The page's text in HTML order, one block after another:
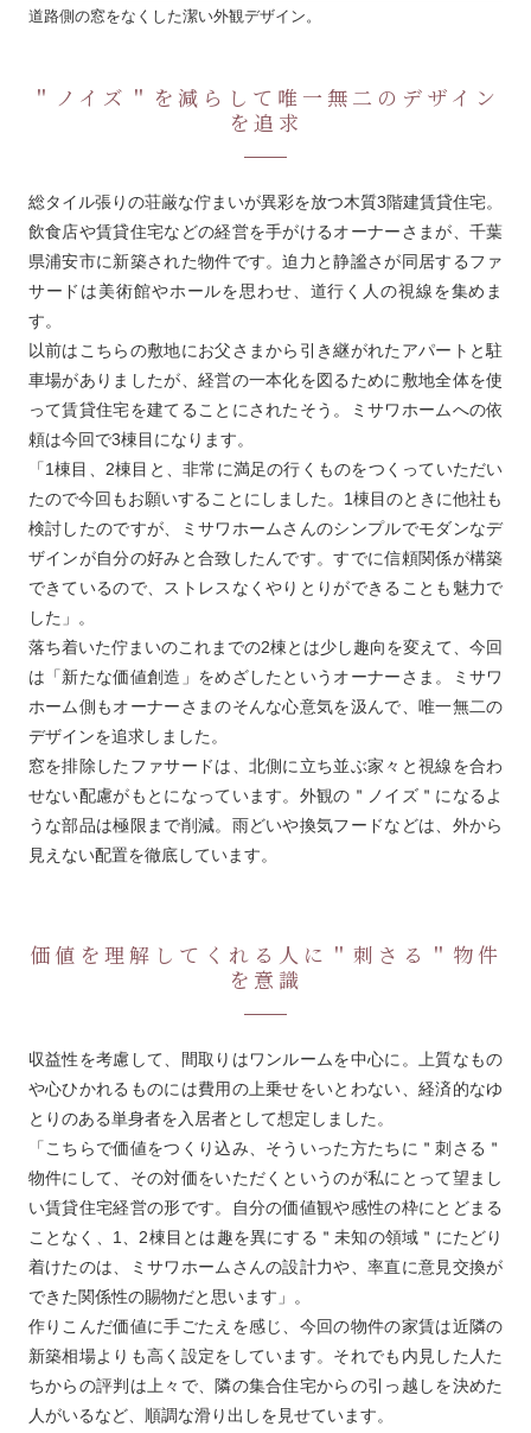
道路側の窓をなくした潔い外観デザイン。
＂ノイズ＂を減らして唯一無二のデザイン
を追求
総タイル張りの荘厳な佇まいが異彩を放つ木質3階建賃貸住宅。
飲食店や賃貸住宅などの経営を手がけるオーナーさまが、千葉
県浦安市に新築された物件です。迫力と静謐さが同居するファ
サードは美術館やホールを思わせ、道行く人の視線を集めま
す。
以前はこちらの敷地にお父さまから引き継がれたアパートと駐
車場がありましたが、経営の一本化を図るために敷地全体を使
って賃貸住宅を建てることにされたそう。ミサワホームへの依
頼は今回で3棟目になります。
「1棟目、2棟目と、非常に満足の行くものをつくっていただい
たので今回もお願いすることにしました。1棟目のときに他社も
検討したのですが、ミサワホームさんのシンプルでモダンなデ
ザインが自分の好みと合致したんです。すでに信頼関係が構築
できているので、ストレスなくやりとりができることも魅力で
した」。
落ち着いた佇まいのこれまでの2棟とは少し趣向を変えて、今回
は「新たな価値創造」をめざしたというオーナーさま。ミサワ
ホーム側もオーナーさまのそんな心意気を汲んで、唯一無二の
デザインを追求しました。
窓を排除したファサードは、北側に立ち並ぶ家々と視線を合わ
せない配慮がもとになっています。外観の＂ノイズ＂になるよ
うな部品は極限まで削減。雨どいや換気フードなどは、外から
見えない配置を徹底しています。
価値を理解してくれる人に＂刺さる＂物件
を意識
収益性を考慮して、間取りはワンルームを中心に。上質なもの
や心ひかれるものには費用の上乗せをいとわない、経済的なゆ
とりのある単身者を入居者として想定しました。
「こちらで価値をつくり込み、そういった方たちに＂刺さる＂
物件にして、その対価をいただくというのが私にとって望まし
い賃貸住宅経営の形です。自分の価値観や感性の枠にとどまる
ことなく、1、2棟目とは趣を異にする＂未知の領域＂にたどり
着けたのは、ミサワホームさんの設計力や、率直に意見交換が
できた関係性の賜物だと思います」。
作りこんだ価値に手ごたえを感じ、今回の物件の家賃は近隣の
新築相場よりも高く設定をしています。それでも内見した人た
ちからの評判は上々で、隣の集合住宅からの引っ越しを決めた
人がいるなど、順調な滑り出しを見せています。